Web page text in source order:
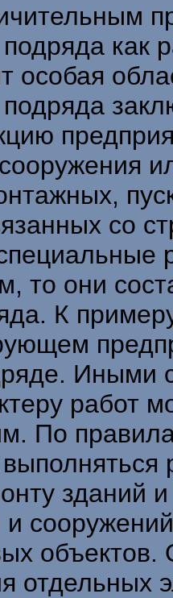
как
особая
со
то они
К
Иными
работ
По
зданий
отдельных